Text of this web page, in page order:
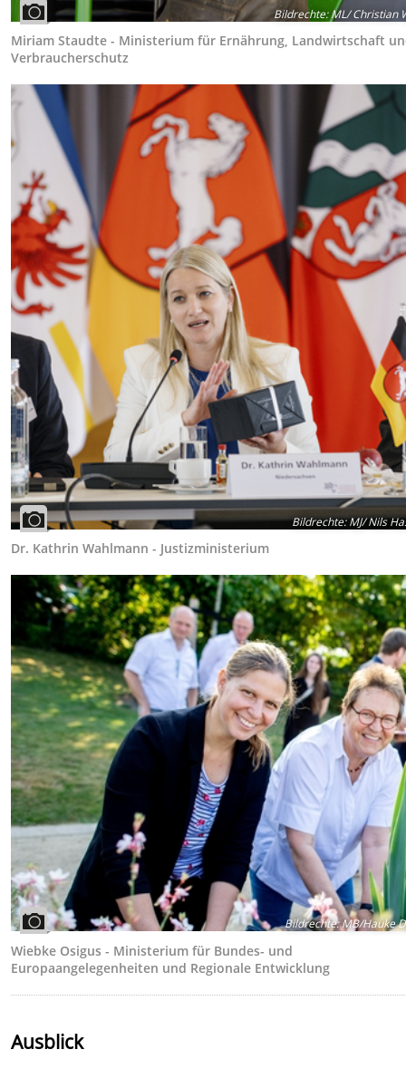
Bildrechte:ML/ Christian
Miriam Staudte - Ministerium für Ernährung, Landwirtschaft
Verbraucherschutz
Bildrechte:MJ/ Nils
Dr. Kathrin Wahlmann - Justizministerium
Bildrechte:MB/Hauke
Wiebke Osigus - Ministerium für Bundes- und
Europaangelegenheiten und Regionale Entwicklung
Ausblick